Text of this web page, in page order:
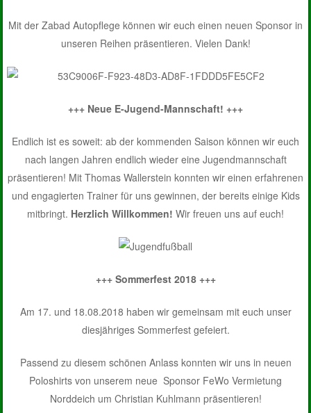
Mit der Zabad Autopflege können wir euch einen neuen Sponsor in
unseren Reihen präsentieren. Vielen Dank!
+++ Neue E-Jugend-Mannschaft! +++
Endlich ist es soweit: ab der kommenden Saison können wir euch
nach langen Jahren endlich wieder eine Jugendmannschaft
präsentieren! Mit Thomas Wallerstein konnten wir einen erfahrenen
und engagierten Trainer für uns gewinnen, der bereits einige Kids
mitbringt. Herzlich Willkommen! Wir freuen uns auf euch!
+++ Sommerfest 2018 +++
Am 17. und 18.08.2018 haben wir gemeinsam mit euch unser
diesjähriges Sommerfest gefeiert.
Passend zu diesem schönen Anlass konnten wir uns in neuen
Poloshirts von unserem neue Sponsor FeWo Vermietung
Norddeich um Christian Kuhlmann präsentieren!